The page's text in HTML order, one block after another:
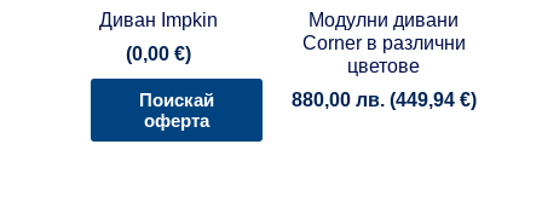
Диван Impkin
(0,00 €)
Поискай
оферта
Модулни дивани
Corner в различни
цветове
880,00 лв. (449,94 €)